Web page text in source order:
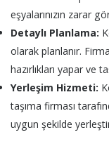
eşyalarınızın zarar
Detaylı Planlama:
olarak planlanır.
hazırlıkları yapar ve
Yerleşim Hizmeti:
taşıma firması
uygun şekilde